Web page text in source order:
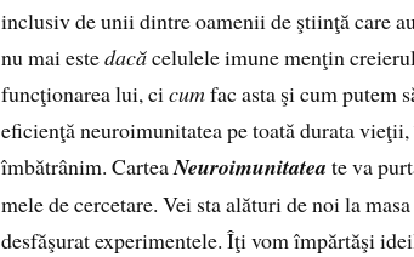
inclusiv de unii dintre oamenii de ştiinţă care
nu mai estedacăcelulele imune menţin
funcţionarea lui, cicumfac asta şi cum putem
eficienţă neuroimunitatea pe toată durata
îmbătrânim. CarteaNeuroimunitatea te va
mele de cercetare. Vei sta alături de noi la
desfăşurat experimentele. Îţi vom împărtăşi